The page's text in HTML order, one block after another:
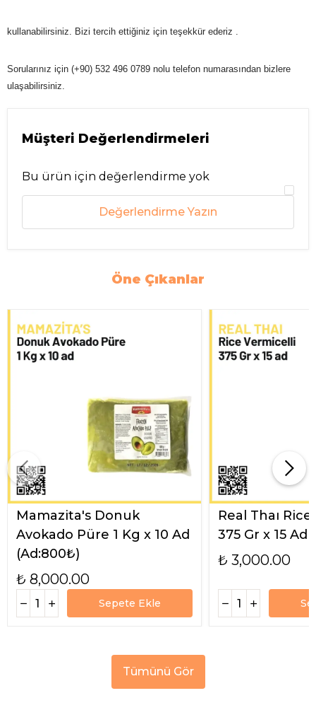
kullanabilirsiniz. Bizi tercih ettiğiniz için teşekkür ederiz .
Sorularınız için (+90) 532 496 0789 nolu telefon numarasından bizlere
ulaşabilirsiniz.
Müşteri Değerlendirmeleri
Bu ürün için değerlendirme yok
Değerlendirme Yazın
Öne Çıkanlar
Mamazita's Donuk
Avokado Püre 1 Kg x 10 Ad
(Ad:800₺)
₺ 8,000.00
Sepete Ekle
Real Thaı
375 Gr x 15 Ad
₺ 3,000.00
Tümünü Gör